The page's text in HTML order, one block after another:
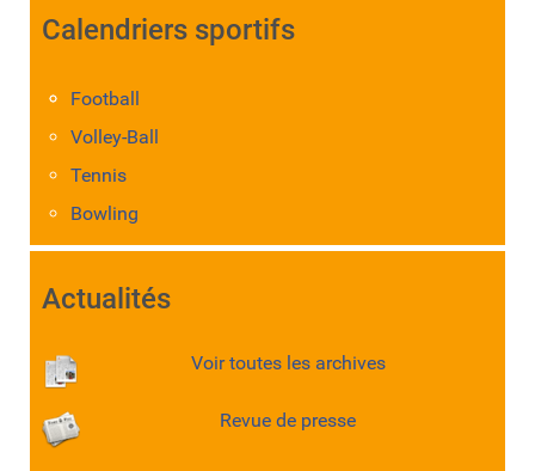
Calendriers sportifs
Football
Volley-Ball
Tennis
Bowling
Actualités
Voir toutes les archives
Revue de presse